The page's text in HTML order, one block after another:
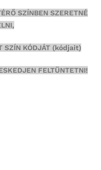
SZÍNBEN SZERETNÉ
SZÍN KÓDJÁT (kódjait)
FELTÜNTETNI!